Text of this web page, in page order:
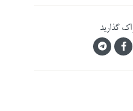
گذارید